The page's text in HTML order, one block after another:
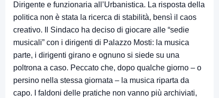
Dirigente e funzionaria all’Urbanistica. La risposta della
politica non è stata la ricerca di stabilità, bensì il caos
creativo. Il Sindaco ha deciso di giocare alle “sedie
musicali” con i dirigenti di Palazzo Mosti: la musica
parte, i dirigenti girano e ognuno si siede su una
poltrona a caso. Peccato che, dopo qualche giorno – o
persino nella stessa giornata – la musica riparta da
capo. I faldoni delle pratiche non vanno più archiviati,